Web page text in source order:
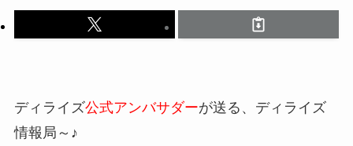
ディライズ公式アンバサダーが送る、ディライズ
情報局～♪